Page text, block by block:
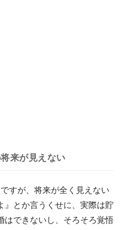
来が見えない
すが、将来が全く見えない
』とか言うくせに、実際は貯
はできないし、そろそろ覚悟